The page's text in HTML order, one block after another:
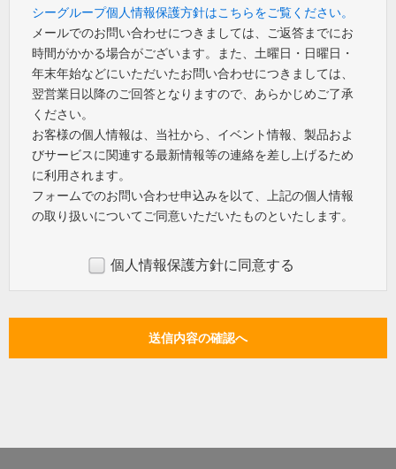
シーグループ個人情報保護方針はこちらをご覧ください。
メールでのお問い合わせにつきましては、ご返答までにお
時間がかかる場合がございます。また、土曜日・日曜日・
年末年始などにいただいたお問い合わせにつきましては、
翌営業日以降のご回答となりますので、あらかじめご了承
ください。
お客様の個人情報は、当社から、イベント情報、製品およ
びサービスに関連する最新情報等の連絡を差し上げるため
に利用されます。
フォームでのお問い合わせ申込みを以て、上記の個人情報
の取り扱いについてご同意いただいたものといたします。
個人情報保護方針に同意する